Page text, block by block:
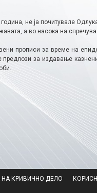
не ја почитувале
а во насока на
прописи за време на
за издавање
КРИВИЧНО ДЕЛО